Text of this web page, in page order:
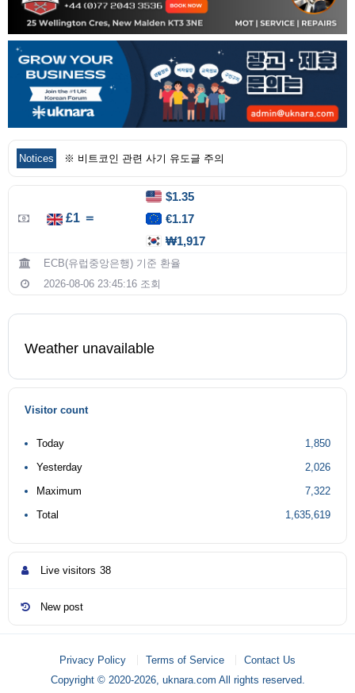
Notices ※ 비트코인 관련 사기 유도글 주의
$1.35
£1 ＝
€1.17
₩1,917
ECB(유럽중앙은행) 기준 환율
2026-08-06 23:45:16 조회
Weather unavailable
Visitor count
Today
1,850
Yesterday
2,026
Maximum
7,322
Total
1,635,619
Live visitors 38
New post
Privacy Policy Terms of Service
Contact Us
Copyright © 2020-2026, uknara.com All rights reserved.